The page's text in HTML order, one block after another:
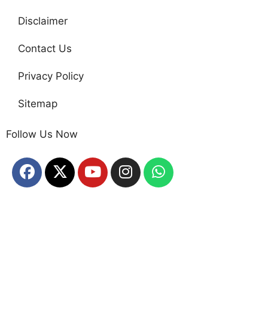
Disclaimer
Contact Us
Privacy Policy
Sitemap
Follow Us Now